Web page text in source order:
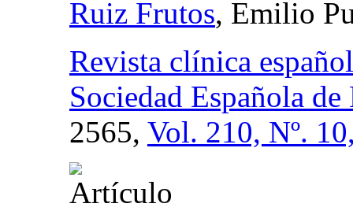
Ruiz Frutos, Emilio
Revista clínica
Sociedad Española
2565, Vol. 210, Nº.